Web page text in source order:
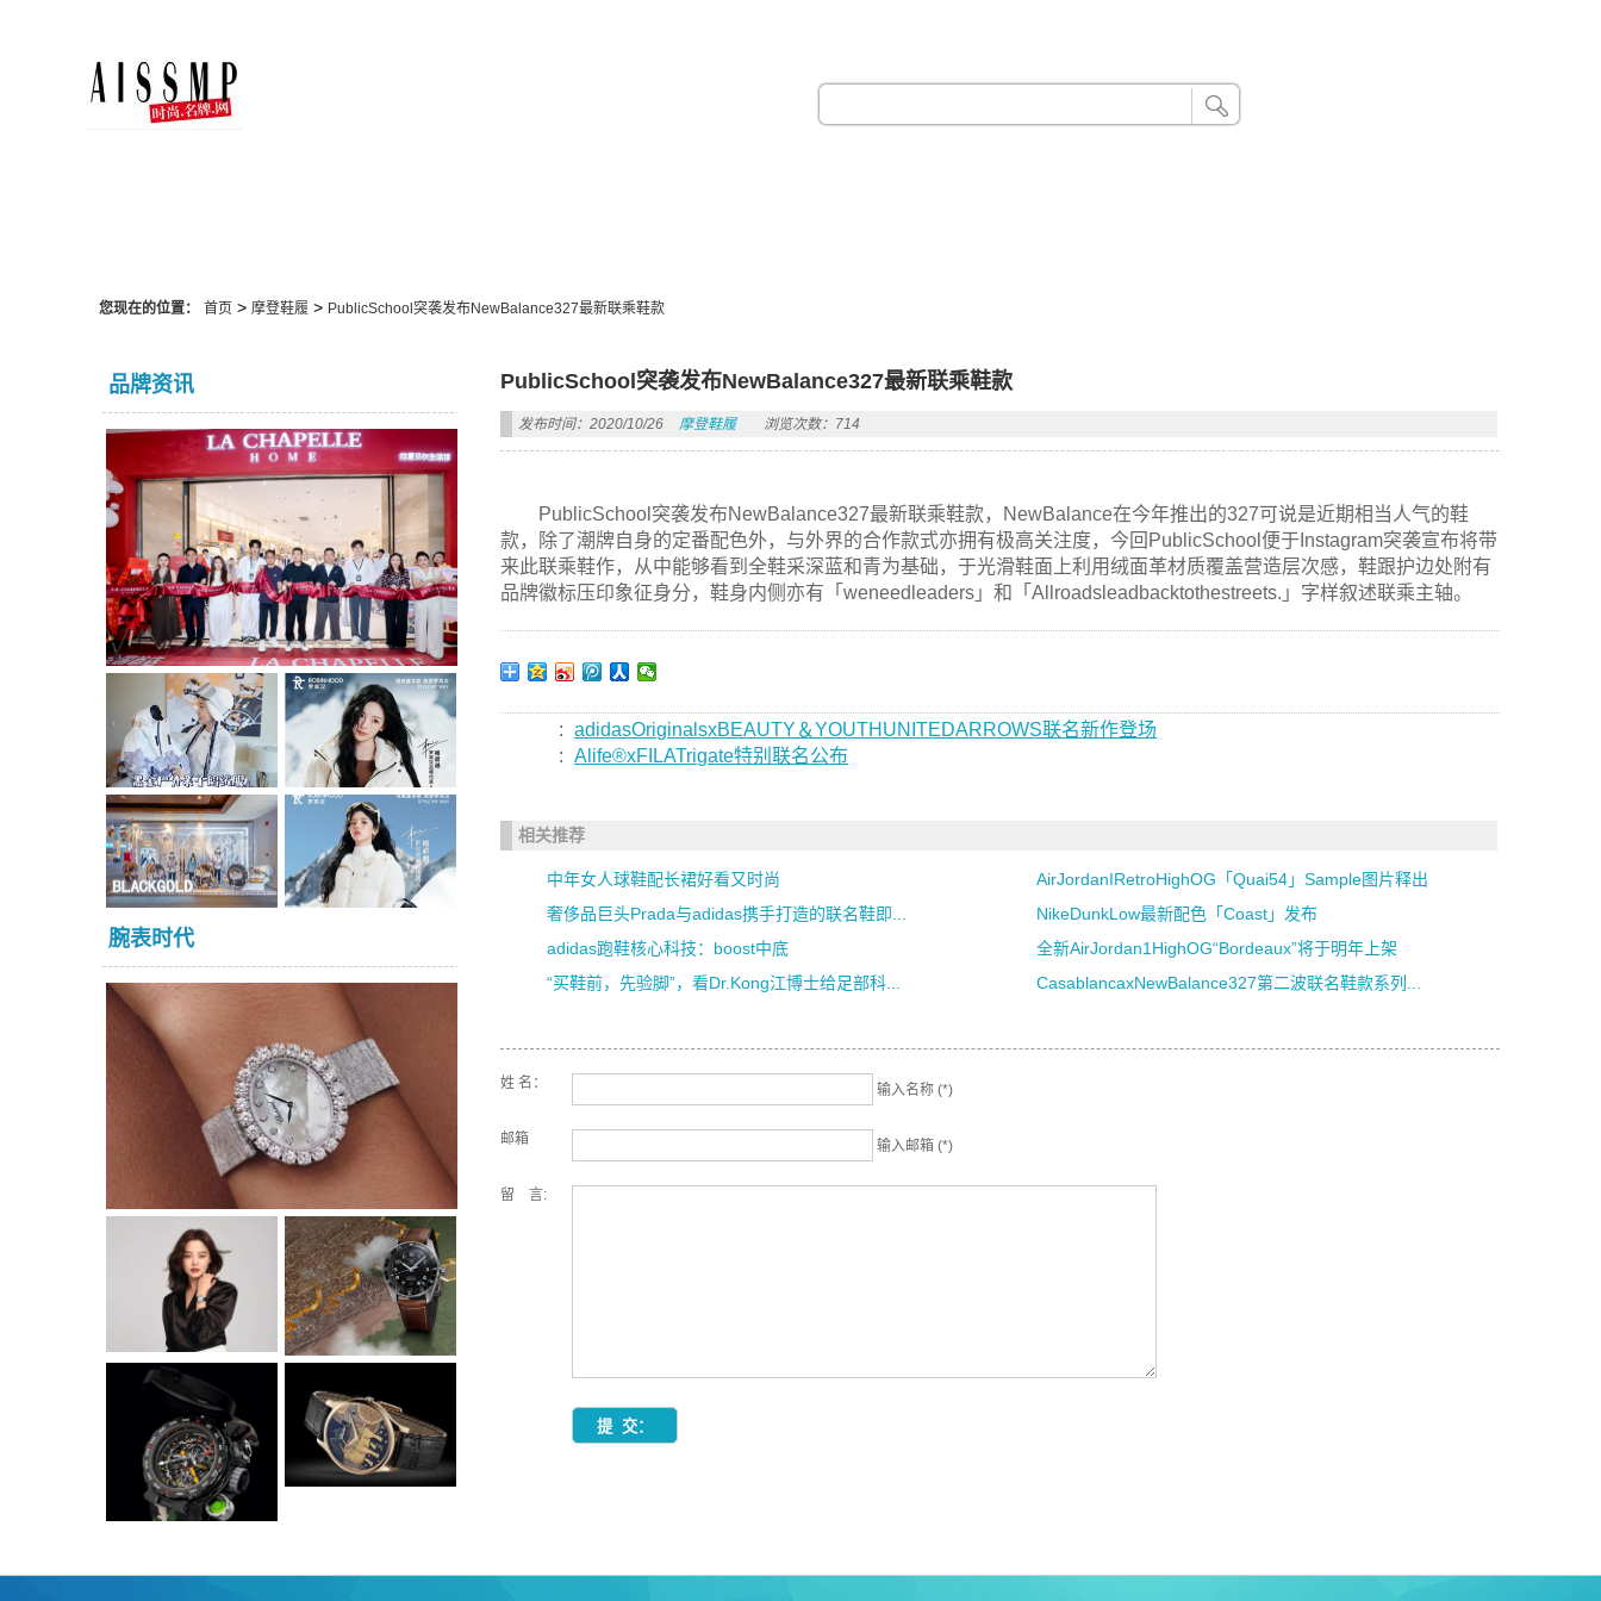
您现在的位置： 首页> 摩登鞋履 > PublicSchool突袭发布NewBalance327最新联乘鞋款
品牌资讯
腕表时代
PublicSchool突袭发布NewBalance327最新联乘鞋款
发布时间：2020/10/26 摩登鞋履 浏览次数：714
PublicSchool突袭发布NewBalance327最新联乘鞋款，NewBalance在今年推出的327可说是近期相当人气的鞋
款，除了潮牌自身的定番配色外，与外界的合作款式亦拥有极高关注度，今回PublicSchool便于Instagram突袭宣布将带
来此联乘鞋作，从中能够看到全鞋采深蓝和青为基础，于光滑鞋面上利用绒面革材质覆盖营造层次感，鞋跟护边处附有
品牌徽标压印象征身分，鞋身内侧亦有「weneedleaders」和「Allroadsleadbacktothestreets.」字样叙述联乘主轴。
:
adidasOriginalsxBEAUTY＆YOUTHUNITEDARROWS联名新作登场
:
Alife®xFILATrigate特别联名公布
相关推荐
中年女人球鞋配长裙好看又时尚
AirJordanIRetroHighOG「Quai54」Sample图片释出
奢侈品巨头Prada与adidas携手打造的联名鞋即...
NikeDunkLow最新配色「Coast」发布
adidas跑鞋核心科技：boost中底
全新AirJordan1HighOG“Bordeaux”将于明年上架
“买鞋前，先验脚”，看Dr.Kong江博士给足部科...
CasablancaxNewBalance327第二波联名鞋款系列...
姓 名： 输入名称 (*)
邮箱 输入邮箱 (*)
留 言: